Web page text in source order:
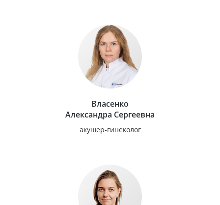
Власенко
Александра Сергеевна
акушер-гинеколог